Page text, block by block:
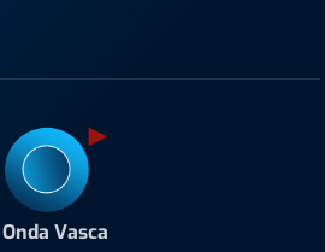
Onda Vasca